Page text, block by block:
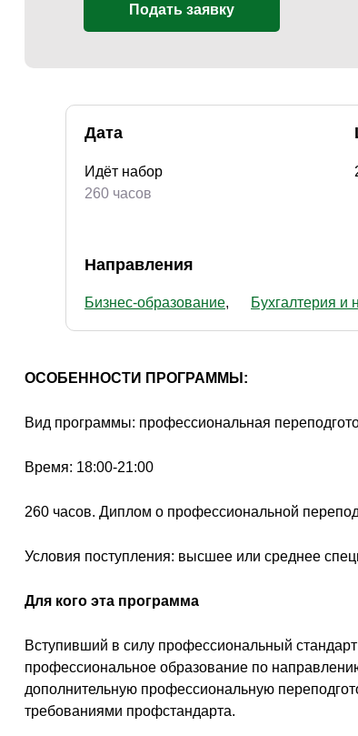
Подать заявку
Дата
Идёт набор
260 часов
Направления
Бизнес-образование Бухгалтерия и
ОСОБЕННОСТИ ПРОГРАММЫ:
Вид программы: профессиональная
Время: 18:00-21:00
260 часов. Диплом о профессиональной
Условия поступления: высшее или среднее
Для кого эта программа
Вступивший в силу профессиональный
профессиональное образование по
дополнительную профессиональную
требованиями профстандарта.